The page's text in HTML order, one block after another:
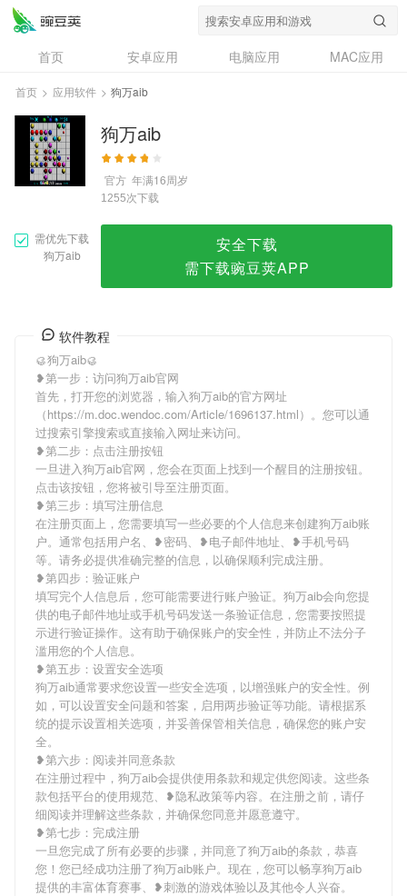
首页 安卓应用 电脑应用
MAC应用
资讯
专题
问答
首页 > 应用软件 > 狗万aib
狗万aib
官方 年满16周岁
1255次下载
需优先下载
狗万aib
安全下载
需下载豌豆荚APP
软件教程
🥮狗万aib🥮
❥第一步：访问狗万aib官网
首先，打开您的浏览器，输入狗万aib的官方网址
（https://m.doc.wendoc.com/Article/1696137.html）。您可以通
过搜索引擎搜索或直接输入网址来访问。
❥第二步：点击注册按钮
一旦进入狗万aib官网，您会在页面上找到一个醒目的注册按钮。
点击该按钮，您将被引导至注册页面。
❥第三步：填写注册信息
在注册页面上，您需要填写一些必要的个人信息来创建狗万aib账
户。通常包括用户名、❥密码、❥电子邮件地址、❥手机号码
等。请务必提供准确完整的信息，以确保顺利完成注册。
❥第四步：验证账户
填写完个人信息后，您可能需要进行账户验证。狗万aib会向您提
供的电子邮件地址或手机号码发送一条验证信息，您需要按照提
示进行验证操作。这有助于确保账户的安全性，并防止不法分子
滥用您的个人信息。
❥第五步：设置安全选项
狗万aib通常要求您设置一些安全选项，以增强账户的安全性。例
如，可以设置安全问题和答案，启用两步验证等功能。请根据系
统的提示设置相关选项，并妥善保管相关信息，确保您的账户安
全。
❥第六步：阅读并同意条款
在注册过程中，狗万aib会提供使用条款和规定供您阅读。这些条
款包括平台的使用规范、❥隐私政策等内容。在注册之前，请仔
细阅读并理解这些条款，并确保您同意并愿意遵守。
❥第七步：完成注册
一旦您完成了所有必要的步骤，并同意了狗万aib的条款，恭喜
您！您已经成功注册了狗万aib账户。现在，您可以畅享狗万aib
提供的丰富体育赛事、❥刺激的游戏体验以及其他令人兴奋。